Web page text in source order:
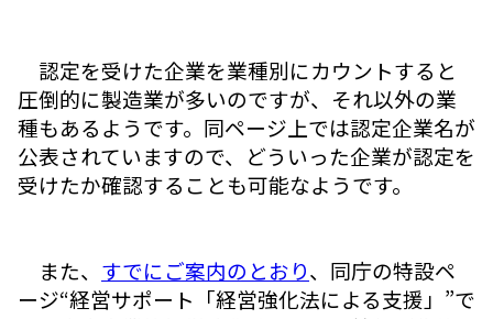
認定を受けた企業を業種別にカウントすると
圧倒的に製造業が多いのですが、それ以外の業
種もあるようです。同ページ上では認定企業名が
公表されていますので、どういった企業が認定を
受けたか確認することも可能なようです。
また、 すでにご案内のとおり、同庁の特設ペ
ージ“経営サポート「経営強化法による支援」”で